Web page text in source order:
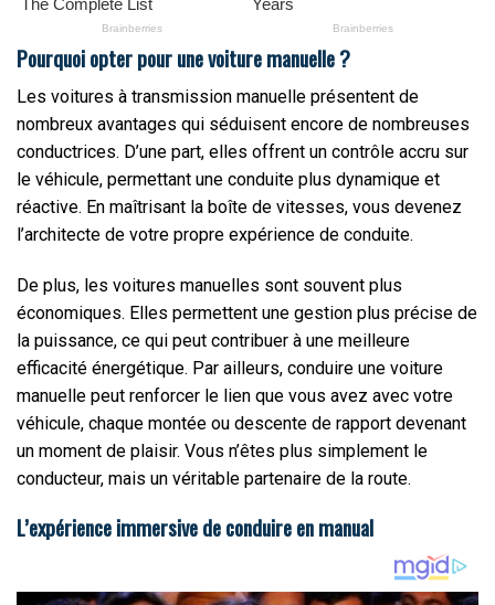
Pourquoi opter pour une voiture manuelle ?
Les voitures à transmission manuelle présentent de
nombreux avantages qui séduisent encore de nombreuses
conductrices. D’une part, elles offrent un contrôle accru sur
le véhicule, permettant une conduite plus dynamique et
réactive. En maîtrisant la boîte de vitesses, vous devenez
l’architecte de votre propre expérience de conduite.
De plus, les voitures manuelles sont souvent plus
économiques. Elles permettent une gestion plus précise de
la puissance, ce qui peut contribuer à une meilleure
efficacité énergétique. Par ailleurs, conduire une voiture
manuelle peut renforcer le lien que vous avez avec votre
véhicule, chaque montée ou descente de rapport devenant
un moment de plaisir. Vous n’êtes plus simplement le
conducteur, mais un véritable partenaire de la route.
L’expérience immersive de conduire en manual